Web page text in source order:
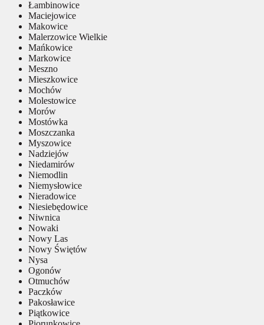
Łambinowice
Maciejowice
Makowice
Malerzowice Wielkie
Mańkowice
Markowice
Meszno
Mieszkowice
Mochów
Molestowice
Morów
Mostówka
Moszczanka
Myszowice
Nadziejów
Niedamirów
Niemodlin
Niemysłowice
Nieradowice
Niesiebędowice
Niwnica
Nowaki
Nowy Las
Nowy Świętów
Nysa
Ogonów
Otmuchów
Paczków
Pakosławice
Piątkowice